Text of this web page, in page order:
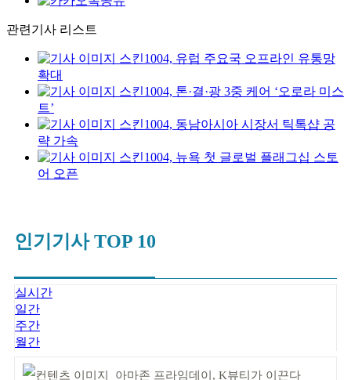
관련기사 리스트
스킨1004, 유럽 주요국 오프라인 유통망
확대
스킨1004, 톤·결·광 3중 케어 ‘오로라 미스
트’
스킨1004, 동남아시아 시장서 틱톡샵 공
략 가속
스킨1004, 뉴욕 첫 글로벌 플래그십 스토
어 오픈
인기기사 TOP 10
실시간
일간
주간
월간
아마존 프라임데이, K뷰티가 이끈다